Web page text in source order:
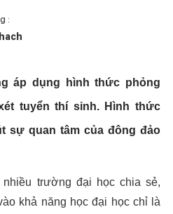
:
áp dụng hình thức phỏng
tuyển thí sinh. Hình thức
sự quan tâm của đông đảo
trường đại học chia sẻ,
khả năng học đại học chỉ là